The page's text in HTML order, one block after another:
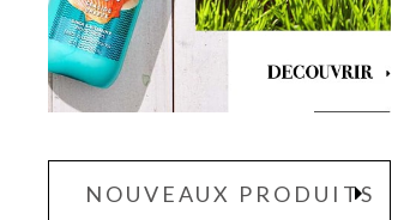
NOUVEAUX PRODUITS